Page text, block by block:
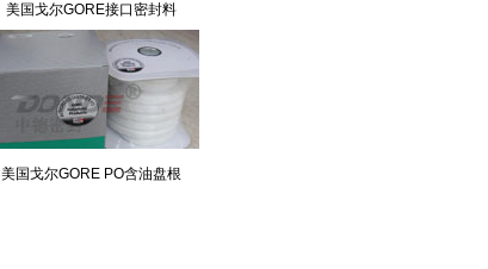
美国戈尔GORE接口密封料
美国戈尔GORE PO含油盘根